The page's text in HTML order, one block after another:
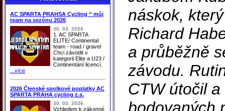
AC SPARTA PRAHSA Cycling ‘‘ můj
team na sezónu 2026
30. 03. 2026
1. AC SPARTA
ELITE/ Continental
team - road / gravel
Chci závodit v
kategorii Elite a U23 /
Continentání licencí.
...více
2026 Členské spolkové poplatky AC
SPARTA PRAHA cycling z.s.
30. 03. 2026
Vzhledem k zákonné
náskok,
Richard
a průběžně
závodu.
CTW útočil